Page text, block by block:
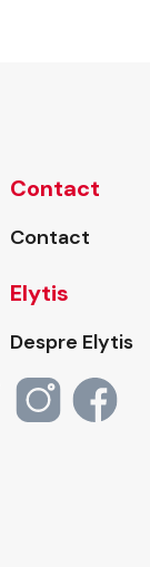
Contact
Contact
Elytis
Despre Elytis